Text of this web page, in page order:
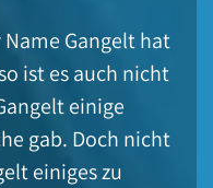
Gangelt hat
ist es auch nicht
einige
gab. Doch nicht
einiges zu